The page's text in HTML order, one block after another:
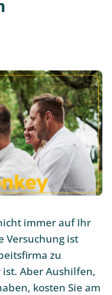
immer auf Ihr
Versuchung ist
zu
Aber Aushilfen,
kosten Sie am